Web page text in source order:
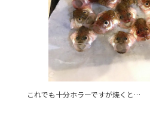
これでも十分ホラーですが焼くと…